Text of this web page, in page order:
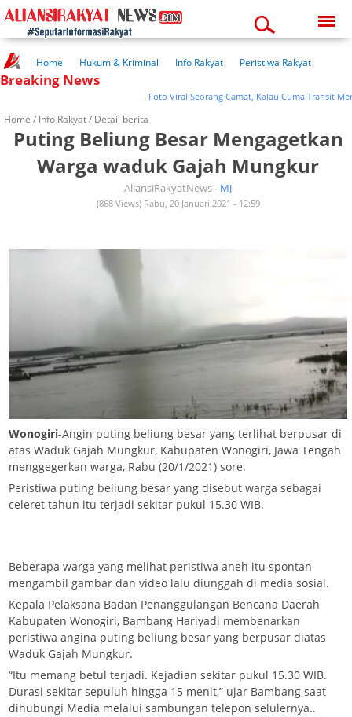
12:23:26 pm
Home Hukum & Kriminal Info Rakyat
Peristiwa Rakyat
Kuliner Rakyat
Wisata Rakyat
Breaking News
Foto Viral Seorang Camat, Kalau Cuma Transit
Home / Info Rakyat/ Detail berita
Puting Beliung Besar Mengagetkan
Warga waduk Gajah Mungkur
AliansiRakyatNews - MJ
(868 Views) Rabu, 20 Januari 2021 - 12:59
Wonogiri-Angin puting beliung besar yang terlihat berpusar di
atas Waduk Gajah Mungkur, Kabupaten Wonogiri, Jawa Tengah
menggegerkan warga, Rabu (20/1/2021) sore.
Peristiwa puting beliung besar yang disebut warga sebagai
celeret tahun itu terjadi sekitar pukul 15.30 WIB.
Beberapa warga yang melihat peristiwa aneh itu spontan
mengambil gambar dan video lalu diunggah di media sosial.
Kepala Pelaksana Badan Penanggulangan Bencana Daerah
Kabupaten Wonogiri, Bambang Hariyadi membenarkan
peristiwa angina puting beliung besar yang berpusar diatas
Waduk Gajah Mungkur.
“Itu memang betul terjadi. Kejadian sekitar pukul 15.30 WIB.
Durasi sekitar sepuluh hingga 15 menit,” ujar Bambang saat
dihubungi Media melalui sambungan telepon selulernya..